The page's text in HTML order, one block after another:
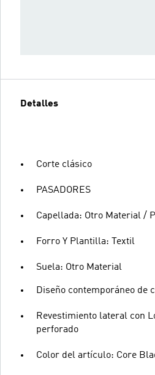
Detalles
Corte clásico
PASADORES
Capellada: Otro Material /
Forro Y Plantilla: Textil
Suela: Otro Material
Diseño contemporáneo de
Revestimiento lateral con
perforado
Color del artículo: Core